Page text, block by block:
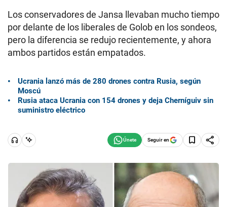
Los conservadores de Jansa llevaban mucho tiempo
por delante de los liberales de Golob en los sondeos,
pero la diferencia se redujo recientemente, y ahora
ambos partidos están empatados.
Ucrania lanzó más de 280 drones contra Rusia, según
Moscú
Rusia ataca Ucrania con 154 drones y deja Cherníguiv sin
suministro eléctrico
Seguir en